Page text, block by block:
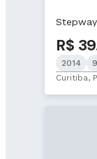
R$
2014
Curitiba,